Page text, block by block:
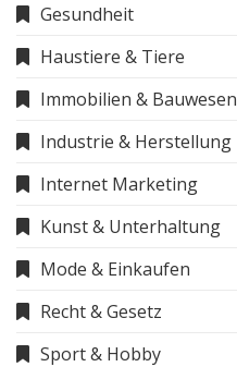
Gesundheit
Haustiere & Tiere
Immobilien & Bauwesen
Industrie & Herstellung
Internet Marketing
Kunst & Unterhaltung
Mode & Einkaufen
Recht & Gesetz
Sport & Hobby